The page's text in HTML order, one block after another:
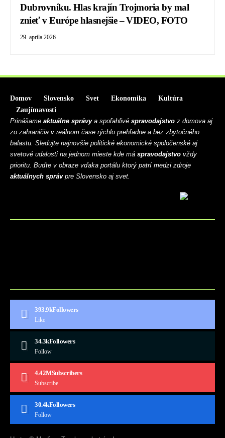
Dubrovníku. Hlas krajín Trojmoria by mal
znieť v Európe hlasnejšie – VIDEO, FOTO
29. apríla 2026
Domov Slovensko Svet Ekonomika
Kultúra
Zaujímavosti
Prinášame aktuálne správya spoľahlivé spravodajstvo z domova aj
zo zahraničia v reálnom čase rýchlo prehľadne a bez zbytočného
balastu. Sledujte najnovšie politické ekonomické spoločenské aj
svetové udalosti na jednom mieste kde má spravodajstvo vždy
prioritu. Buďte v obraze vďaka portálu ktorý patrí medzi zdroje
aktuálnych správpre Slovensko aj svet.
393.9kFollowers
Like
34.3kFollowers
Follow
4.42MSubscribers
Subscribe
30.4kFollowers
Follow